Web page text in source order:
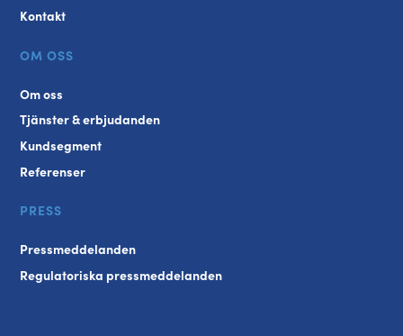
Kontakt
OM OSS
Om oss
Tjänster & erbjudanden
Kundsegment
Referenser
PRESS
Pressmeddelanden
Regulatoriska pressmeddelanden